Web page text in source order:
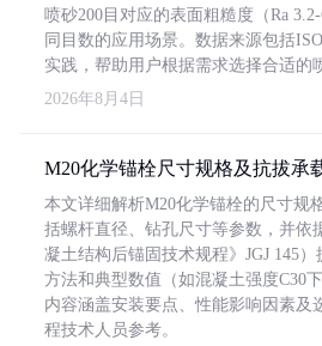
喷砂200目对应的表面粗糙度（Ra
同目数的应用场景。数据来源包括
实践，帮助用户根据需求选择合适的
2026年8月4日
M20化学锚栓尺寸规格及抗拔承
本文详细解析M20化学锚栓的尺寸规
括螺杆直径、钻孔尺寸等参数，并依
凝土结构后锚固技术规程》JGJ 145
方法和典型数值（如混凝土强度C30
内容涵盖安装要点、性能影响因素及
程技术人员参考。